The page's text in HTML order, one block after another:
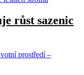
růst sazenic
prostředí –